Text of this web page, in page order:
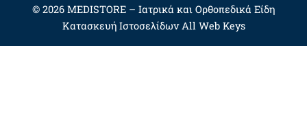
© 2026 MEDISTORE – Ιατρικά και Ορθοπεδικά Είδη
Κατασκευή ΙστοσελίδωνAll Web Keys